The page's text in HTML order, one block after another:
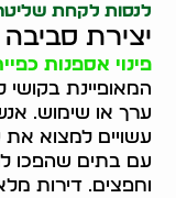
לנסות לקחת
יצירת
פינוי אספנות
המאופיינת
ערך או שימוש.
עשויים למצוא
עם בתים שהפכו
וחפצים. דירות